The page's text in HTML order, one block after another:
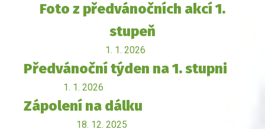
Foto z předvánočních akcí 1.
stupeň
1. 1. 2026
Předvánoční týden na 1. stupni
1. 1. 2026
Zápolení na dálku
18. 12. 2025